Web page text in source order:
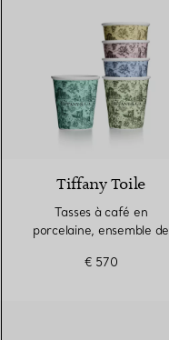
Tiffany Toile
Tasses à café en
porcelaine, ensemble de
€ 570